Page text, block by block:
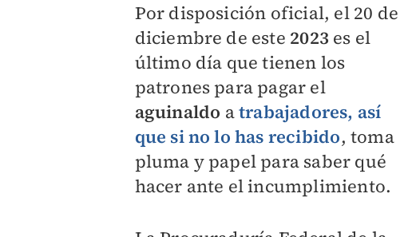
Por disposición oficial, el 20 de
diciembre de este 2023 es el
último día que tienen los
patrones para pagar el
aguinaldo atrabajadores, así
que si no lo has recibido, toma
pluma y papel para saber qué
hacer ante el incumplimiento.